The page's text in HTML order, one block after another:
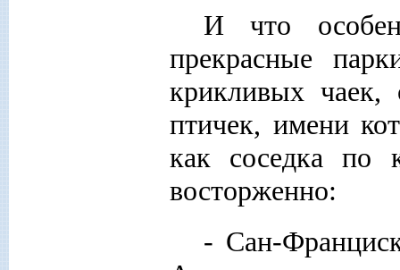
И что
прекрасные
крикливых чаек,
птичек, имени
как соседка по
восторженно:
- Сан-